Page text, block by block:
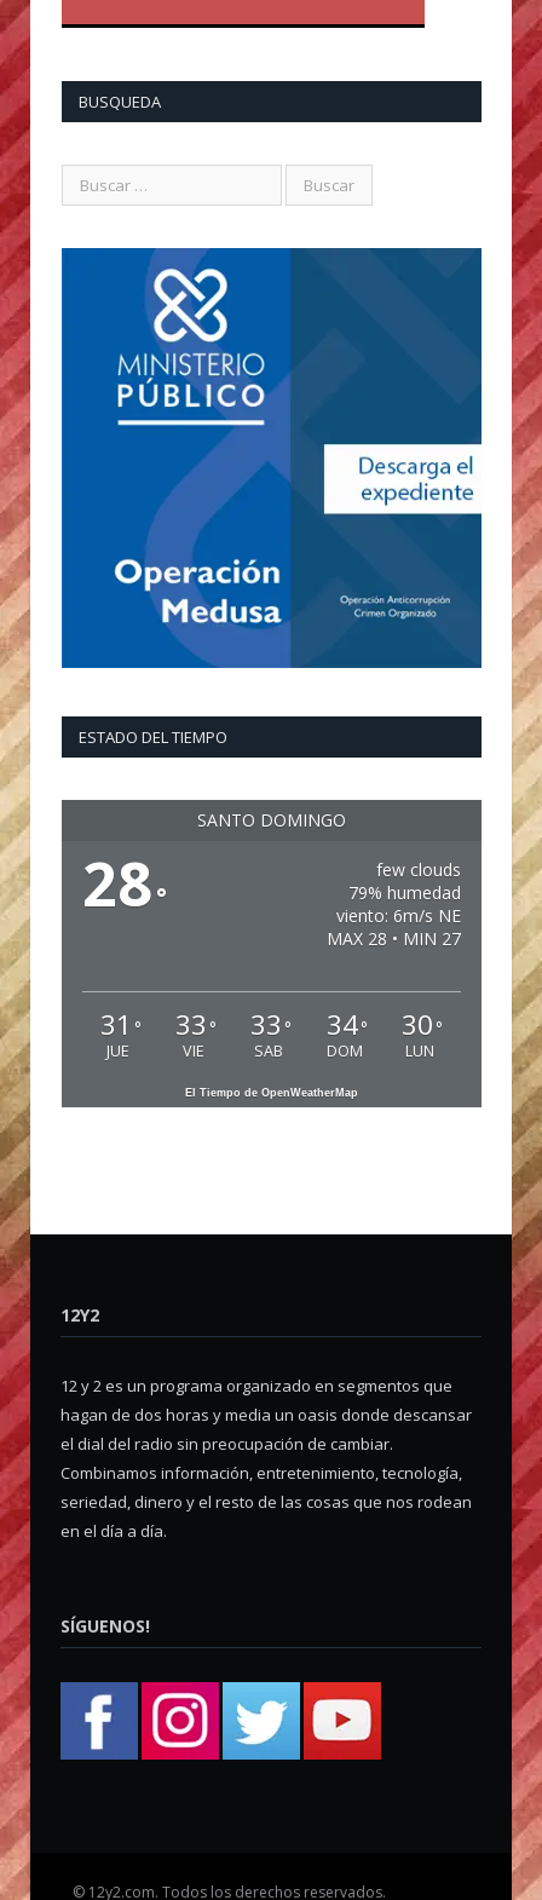
BUSQUEDA
ESTADO DEL TIEMPO
SANTO DOMINGO
28°
few clouds
79% humedad
viento: 6m/s NE
MAX 28 • MIN 27
31 °
JUE
33 °
VIE
33 °
SAB
34°
DOM
30 °
LUN
El Tiempo de OpenWeatherMap
12Y2
12 y 2 es un programa organizado en segmentos que
hagan de dos horas y media un oasis donde descansar
el dial del radio sin preocupación de cambiar.
Combinamos información, entretenimiento, tecnología,
seriedad, dinero y el resto de las cosas que nos rodean
en el día a día.
SÍGUENOS!
© 12y2.com. Todos los derechos reservados.